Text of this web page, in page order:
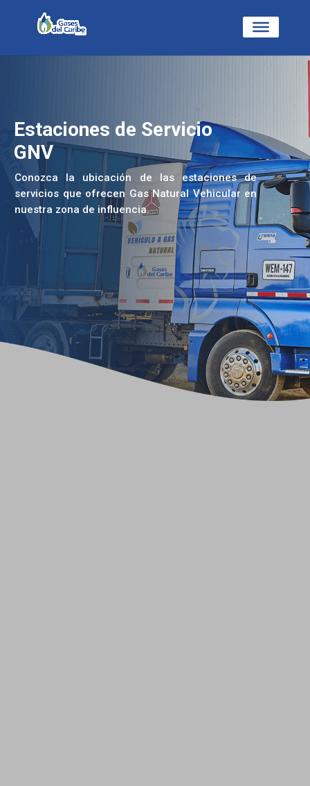
Estaciones de Servicio
GNV
Conozca la ubicación de las estaciones de
servicios que ofrecen Gas Natural Vehicular en
nuestra zona de influencia.